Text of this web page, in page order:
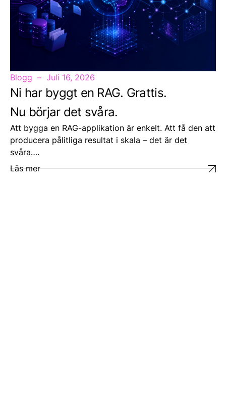
Blogg Juli 16, 2026
Ni har byggt en RAG. Grattis.
Nu börjar det svåra.
Att bygga en RAG-applikation är enkelt. Att få den att
producera pålitliga resultat i skala – det är det
svåra….
Läs mer